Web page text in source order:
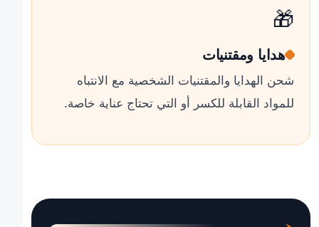
🎁
هدايا ومقتنيات
شحن الهدايا والمقتنيات الشخصية مع الانتباه
للمواد القابلة للكسر أو التي تحتاج عناية خاصة.